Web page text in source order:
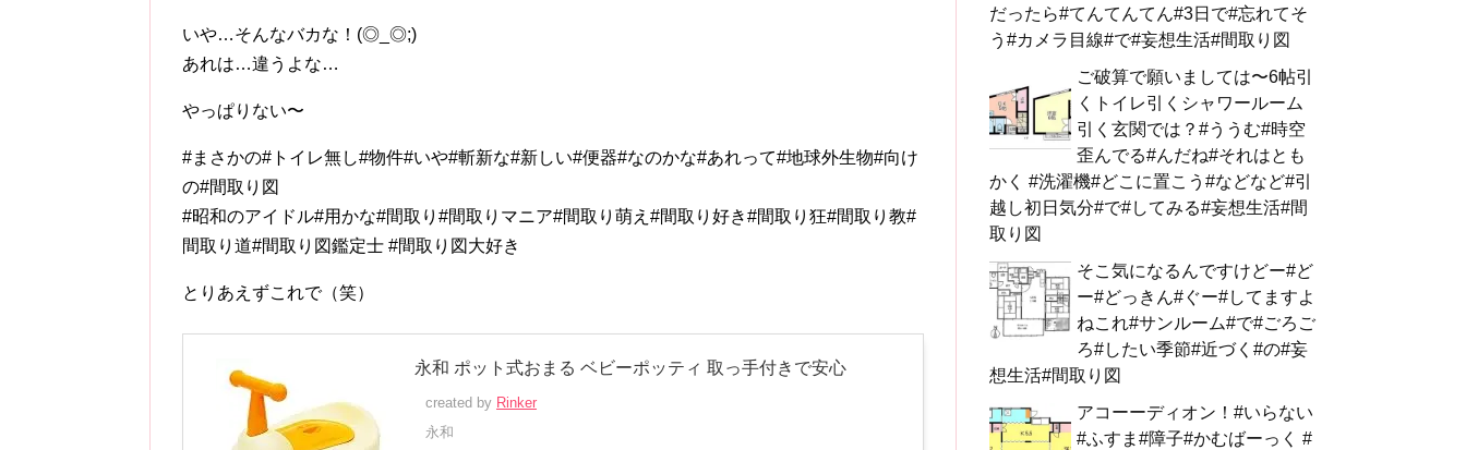
いや…そんなバカな！(◎_◎;)
あれは…違うよな…
やっぱりない〜︎
#まさかの#トイレ無し#物件#いや#斬新な#新しい#便器#なのかな#あれって#地球外生物#向け
の#間取り図
#昭和のアイドル#用かな#間取り#間取りマニア#間取り萌え#間取り好き#間取り狂#間取り教#
間取り道#間取り図鑑定士 #間取り図大好き
とりあえずこれで（笑）
永和 ポット式おまる ベビーポッティ 取っ手付きで安心
created by Rinker
永和
だったら#てんてんてん#3日で#忘れてそ
う#カメラ目線#で#妄想生活#間取り図
ご破算で願いましては〜6帖引
くトイレ引くシャワールーム
引く玄関では？#ううむ#時空
歪んでる#んだね#それはとも
かく #洗濯機#どこに置こう#などなど#引
越し初日気分#で#してみる#妄想生活#間
取り図
そこ気になるんですけどー#ど
ー#どっきん#ぐー#してますよ
ねこれ#サンルーム#で#ごろご
ろ#したい季節#近づく#の#妄
想生活#間取り図
アコーーディオン！#いらない
#ふすま#障子#かむばーっく #